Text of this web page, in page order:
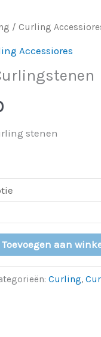
/ Curling
Accessiores
stenen
Toevoegen aan
Curling,